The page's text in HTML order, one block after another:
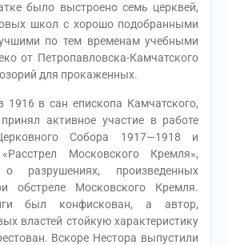
было выстроено семь церквей,
школ с хорошо подобранными
по тем временам учебными
от Петропавловска-Камчатского
для прокаженных.
в сан епископа Камчатского,
активное участие в работе
Собора 1917—1918 и
Московского Кремля»,
о разрушениях, произведенных
обстреле Московского Кремля.
был конфискован, а автор,
властей стойкую характеристику
Вскоре Нестора выпустили